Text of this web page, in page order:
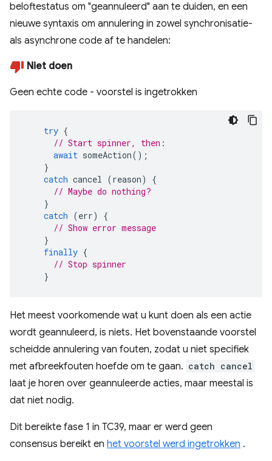
beloftestatus om "geannuleerd" aan te duiden, en een
nieuwe syntaxis om annulering in zowel synchronisatie-
als asynchrone code af te handelen:
Niet doen
Geen echte code - voorstel is ingetrokken
try {
// Start spinner, then:
await someAction();
}
catch cancel (reason)
{
// Maybe do nothing?
}
catch (err)
{
// Show error message
}
finally {
// Stop spinner
}
Het meest voorkomende wat u kunt doen als een actie
wordt geannuleerd, is niets. Het bovenstaande voorstel
scheidde annulering van fouten, zodat u niet specifiek
met afbreekfouten hoefde om te gaan. catch cancel
laat je horen over geannuleerde acties, maar meestal is
dat niet nodig.
Dit bereikte fase 1 in TC39, maar er werd geen
consensus bereikt en het voorstel werd ingetrokken .